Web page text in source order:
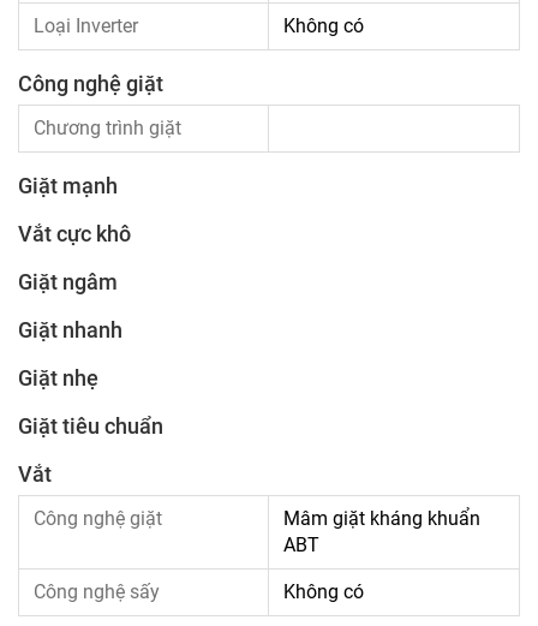
Loại Inverter Không có
Công nghệ giặt
Chương trình giặt
Giặt mạnh
Vắt cực khô
Giặt ngâm
Giặt nhanh
Giặt nhẹ
Giặt tiêu chuẩn
Vắt
Công nghệ giặt
Mâm giặt kháng khuẩn
ABT
Công nghệ sấy Không có